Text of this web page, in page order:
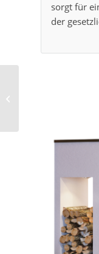
sorgt für
der